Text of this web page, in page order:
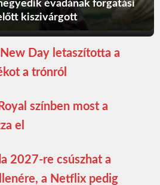
évadának forgatási
kiszivárgott
Day letaszította a
a trónról
színben most a
el
2027-re csúszhat a
a Netflix pedig